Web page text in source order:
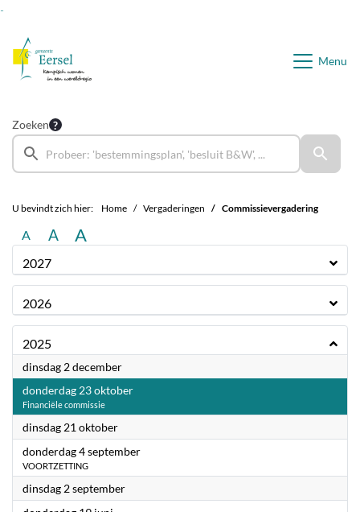
Menu
Zoeken
U bevindt zich hier: Home Vergaderingen Commissievergadering
A A A
2027
2026
2025
dinsdag 2 december2025
donderdag 23 oktober2025
Financiële commissie
dinsdag 21 oktober2025
donderdag 4 september2025
VOORTZETTING
dinsdag 2 september2025